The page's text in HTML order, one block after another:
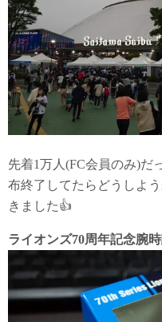
先着1万人(FC会員のみ)だ
布終了してたらどうしよ
きました👍
ライオンズ70周年記念腕